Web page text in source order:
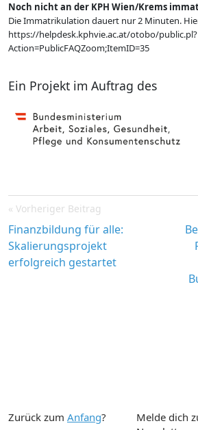
Noch nicht an der KPH Wien/Krems
Die Immatrikulation dauert nur 2 Minuten.
https://helpdesk.kphvie.ac.at/otobo/public.pl?
Action=PublicFAQZoom;ItemID=35
Ein Projekt im Auftrag des
Post
navigation
Vorheriger Beitrag
Finanzbildung für alle:
Skalierungsprojekt
erfolgreich gestartet
Zurück zum Anfang?
Melde dich